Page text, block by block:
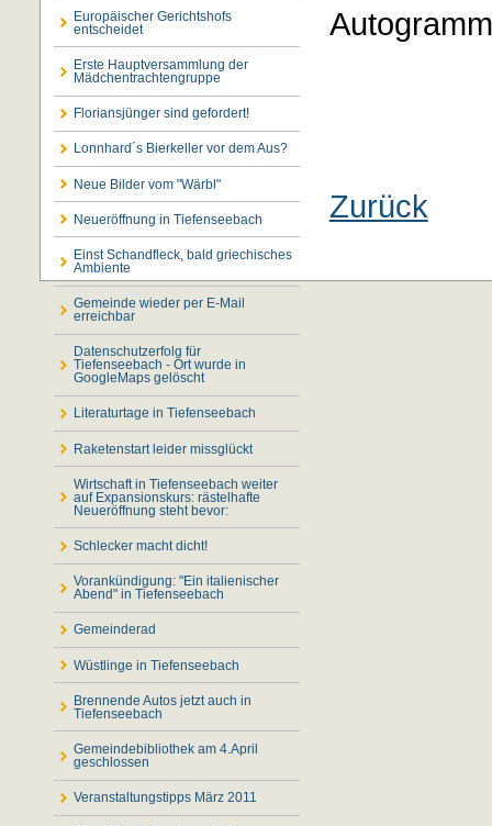
Europäischer Gerichtshofs
entscheidet
Erste Hauptversammlung der
Mädchentrachtengruppe
Floriansjünger sind gefordert!
Lonnhard´s Bierkeller vor dem Aus?
Neue Bilder vom "Wärbl"
Neueröffnung in Tiefenseebach
Einst Schandfleck, bald griechisches
Ambiente
Gemeinde wieder per E-Mail
erreichbar
Datenschutzerfolg für
Tiefenseebach - Ort wurde in
GoogleMaps gelöscht
Literaturtage in Tiefenseebach
Raketenstart leider missglückt
Wirtschaft in Tiefenseebach weiter
auf Expansionskurs: rästelhafte
Neueröffnung steht bevor:
Schlecker macht dicht!
Vorankündigung: "Ein italienischer
Abend" in Tiefenseebach
Gemeinderad
Wüstlinge in Tiefenseebach
Brennende Autos jetzt auch in
Tiefenseebach
Gemeindebibliothek am 4.April
geschlossen
Veranstaltungstipps März 2011
Zurück